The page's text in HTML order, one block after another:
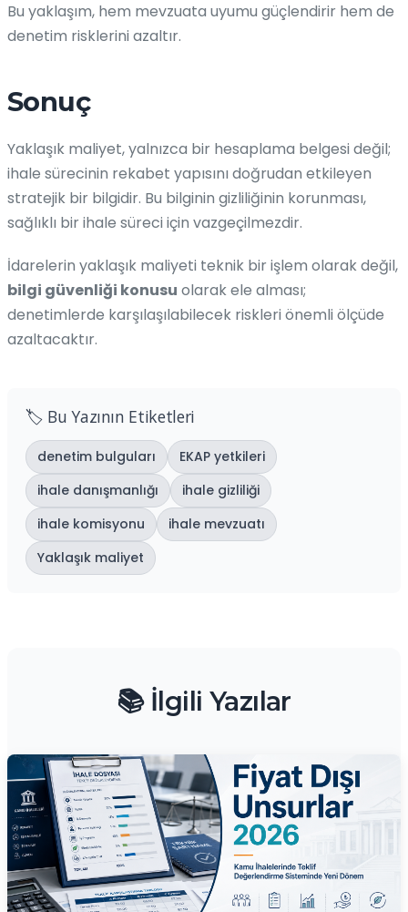
Bu yaklaşım, hem mevzuata uyumu güçlendirir hem de
denetim risklerini azaltır.
Sonuç
Yaklaşık maliyet, yalnızca bir hesaplama belgesi değil;
ihale sürecinin rekabet yapısını doğrudan etkileyen
stratejik bir bilgidir. Bu bilginin gizliliğinin korunması,
sağlıklı bir ihale süreci için vazgeçilmezdir.
İdarelerin yaklaşık maliyeti teknik bir işlem olarak değil,
bilgi güvenliği konusu olarak ele alması;
denetimlerde karşılaşılabilecek riskleri önemli ölçüde
azaltacaktır.
🏷️ Bu Yazının Etiketleri
denetim bulguları
EKAP yetkileri
ihale danışmanlığı
ihale gizliliği
ihale komisyonu
ihale mevzuatı
Yaklaşık maliyet
📚 İlgili Yazılar